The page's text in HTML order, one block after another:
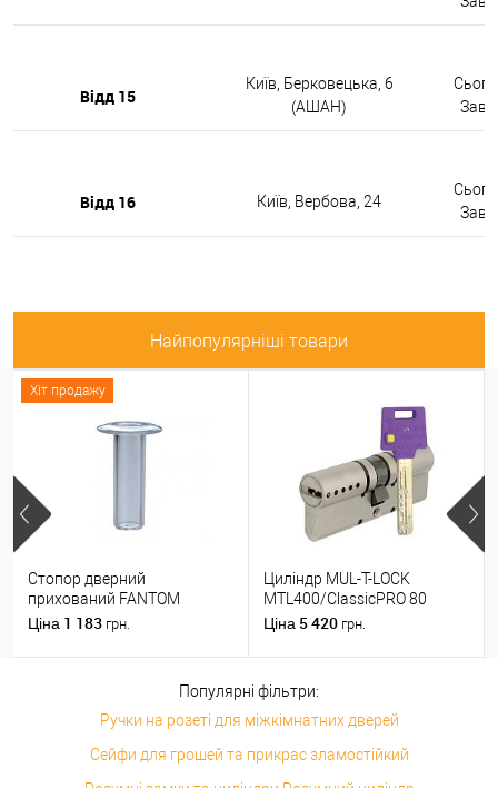
Відд 15
Київ, Берковецька, 6
(АШАН)
Відд 16 Київ, Вербова, 24
Найпопулярніші товари
Хіт продажу
Стопор дверний
прихований FANTOM
PREMIUM магнітний
Ціна 1 183 грн.
Циліндр MUL-T-LOCK
MTL400/ClassicPRO 80
(35*45) нікель сатин
Ціна 5 420 грн.
Популярні фільтри:
Ручки на розеті для міжкімнатних дверей
Сейфи для грошей та прикрас зламостійкий